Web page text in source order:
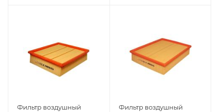
Фильтр воздушный
Фильтр воздушный